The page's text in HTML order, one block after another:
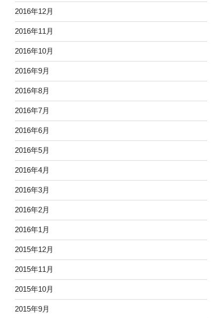
2016年12月
2016年11月
2016年10月
2016年9月
2016年8月
2016年7月
2016年6月
2016年5月
2016年4月
2016年3月
2016年2月
2016年1月
2015年12月
2015年11月
2015年10月
2015年9月